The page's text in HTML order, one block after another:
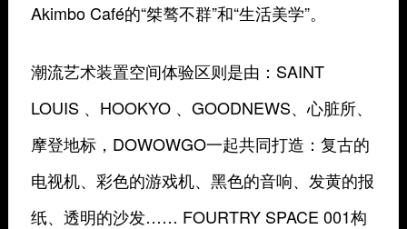
Akimbo Café的“桀骜不群”和“生活美学”。
潮流艺术装置空间体验区则是由：SAINT
LOUIS 、HOOKYO 、GOODNEWS、心脏所、
摩登地标，DOWOWGO一起共同打造：复古的
电视机、彩色的游戏机、黑色的音响、发黄的报
纸、透明的沙发…… FOURTRY SPACE 001构